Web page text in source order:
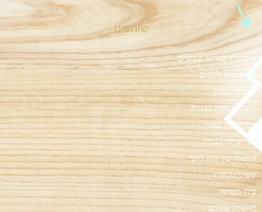
שותפים
עורך דין לענייני קיבוצים
חוג mma לילדים
רייזרים בצפון
השכרת סירה בכנרת
אטרקציות בצפון
ספורט ימי בכנרת
הרצאה של ירדן ג'רבי
שעוני נוכחות
ציוד משרדי
מחשבון אחוזים